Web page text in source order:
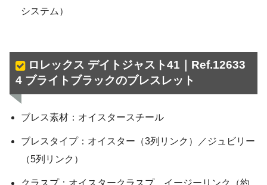
システム）
ロレックス デイトジャスト41｜Ref.12633
4 ブライトブラックのブレスレット
ブレス素材：オイスタースチール
ブレスタイプ：オイスター（3列リンク）／ジュビリー
（5列リンク）
クラスプ：オイスタークラスプ、イージーリンク（約